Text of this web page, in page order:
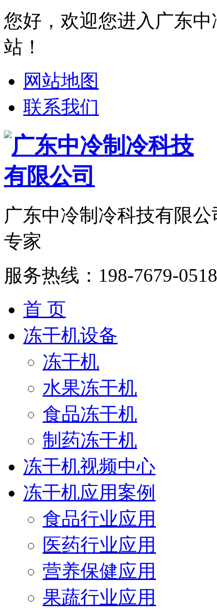
您好，欢迎您进入广东
站！
网站地图
联系我们
广东中冷制冷科技有限公
专家
服务热线： 198-7679-0518
首 页
冻干机设备
冻干机
水果冻干机
食品冻干机
制药冻干机
冻干机视频中心
冻干机应用案例
食品行业应用
医药行业应用
营养保健应用
果蔬行业应用